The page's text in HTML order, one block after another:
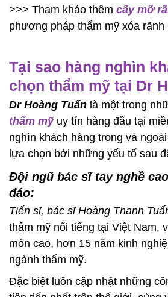
>>> Tham khảo thêm cấy mỡ
phương pháp thẩm mỹ xóa
Tại sao hàng nghìn
chọn thẩm mỹ tại Dr
Dr Hoàng Tuấn là một trong
thẩm mỹuy tín hàng đầu tại
nghìn khách hàng trong và
lựa chọn bởi những yếu tố sau
Đội ngũ bác sĩ tay nghề
đáo:
Tiến sĩ, bác sĩ Hoàng Thanh
thẩm mỹ nổi tiếng tại Việt Nam,
môn cao, hơn 15 năm kinh
ngành thẩm mỹ.
Đặc biệt luôn cập nhật những